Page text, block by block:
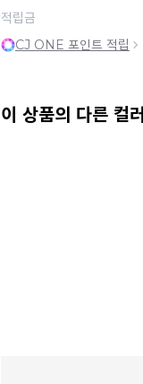
적립금
CJ ONE 포인트 적립
이 상품의 다른 컬러